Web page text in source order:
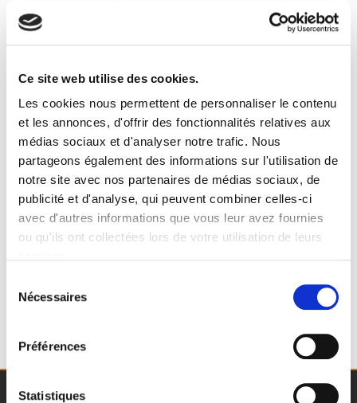
Ce site web utilise des cookies.
Les cookies nous permettent de personnaliser le contenu
et les annonces, d'offrir des fonctionnalités relatives aux
médias sociaux et d'analyser notre trafic. Nous
partageons également des informations sur l'utilisation de
notre site avec nos partenaires de médias sociaux, de
publicité et d'analyse, qui peuvent combiner celles-ci
avec d'autres informations que vous leur avez fournies
ou qu'ils ont collectées lors de votre utilisation de leurs
Nécessaires
Préférences
Statistiques
À très bientôt,
L’équipe FG-S Label
Page d'accueil Page contact